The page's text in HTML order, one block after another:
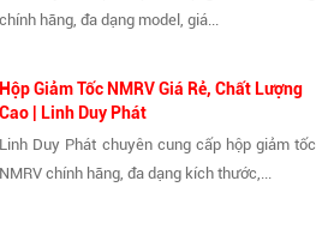
chính hãng, đa dạng model, giá...
Hộp Giảm Tốc NMRV Giá Rẻ, Chất Lượng
Cao | Linh Duy Phát
Linh Duy Phát chuyên cung cấp hộp giảm tốc
NMRV chính hãng, đa dạng kích thước,...